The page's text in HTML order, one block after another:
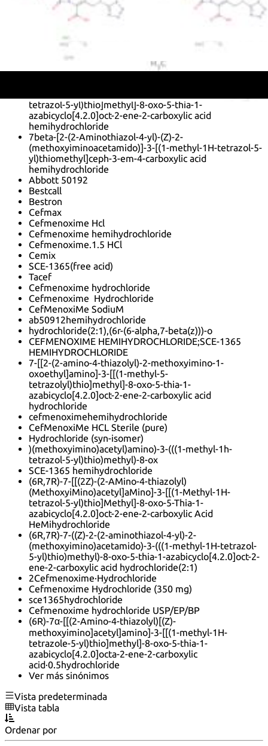
[[(1-methyl-1H-tetrazol-5-yl)thio]methyl]-8-oxo-,
hydrochloride (2:1), [6R-[6α,7β(Z)]]-
[[(2Z)-(2-amino-4-thiazolyl)
tetrazol-5-yl)thio]methyl]-8-oxo-, hydrochloride (2:1),
(6R,7R)-
tetrazol-5-yl)thio]methyl]-8-oxo-5-thia-1-
azabicyclo[4.2.0]oct-2-ene-2-carboxylic acid
hemihydrochloride
7beta-[2-(2-Aminothiazol-4-yl)-(Z)-2-
(methoxyiminoacetamido)]-3-[(1-methyl-1H-tetrazol-5-
yl)thiomethyl]ceph-3-em-4-carboxylic acid
hemihydrochloride
Abbott 50192
Bestcall
Bestron
Cefmax
Cefmenoxime Hcl
Cefmenoxime hemihydrochloride
Cefmenoxime.1.5 HCl
Cemix
SCE-1365(free acid)
Tacef
Cefmenoxime hydrochloride
Cefmenoxime Hydrochloride
CefMenoxiMe SodiuM
ab50912hemihydrochloride
hydrochloride(2:1),(6r-(6-alpha,7-beta(z)))-o
CEFMENOXIME HEMIHYDROCHLORIDE;SCE-1365
HEMIHYDROCHLORIDE
7-[[2-(2-amino-4-thiazolyl)-2-methoxyimino-1-
oxoethyl]amino]-3-[[(1-methyl-5-
tetrazolyl)thio]methyl]-8-oxo-5-thia-1-
azabicyclo[4.2.0]oct-2-ene-2-carboxylic acid
hydrochloride
cefmenoximehemihydrochloride
CefMenoxiMe HCL Sterile (pure)
Hydrochloride (syn-isomer)
)(methoxyimino)acetyl)amino)-3-(((1-methyl-1h-
tetrazol-5-yl)thio)methyl)-8-ox
SCE-1365 hemihydrochloride
(6R,7R)-7-[[(2Z)-(2-AMino-4-thiazolyl)
(MethoxyiMino)acetyl]aMino]-3-[[(1-Methyl-1H-
tetrazol-5-yl)thio]Methyl]-8-oxo-5-Thia-1-
azabicyclo[4.2.0]oct-2-ene-2-carboxylic Acid
HeMihydrochloride
(6R,7R)-7-((Z)-2-(2-aminothiazol-4-yl)-2-
(methoxyimino)acetamido)-3-(((1-methyl-1H-tetrazol-
5-yl)thio)methyl)-8-oxo-5-thia-1-azabicyclo[4.2.0]oct-2-
ene-2-carboxylic acid hydrochloride(2:1)
2Cefmenoxime·Hydrochloride
Cefmenoxime Hydrochloride (350 mg)
sce1365hydrochloride
Cefmenoxime hydrochloride USP/EP/BP
(6R)-7α-[[(2-Amino-4-thiazolyl)[(Z)-
methoxyimino]acetyl]amino]-3-[[(1-methyl-1H-
tetrazole-5-yl)thio]methyl]-8-oxo-5-thia-1-
azabicyclo[4.2.0]octa-2-ene-2-carboxylic
acid·0.5hydrochloride
Ver más sinónimos
Vista predeterminada
Vista tabla
Ordenar por